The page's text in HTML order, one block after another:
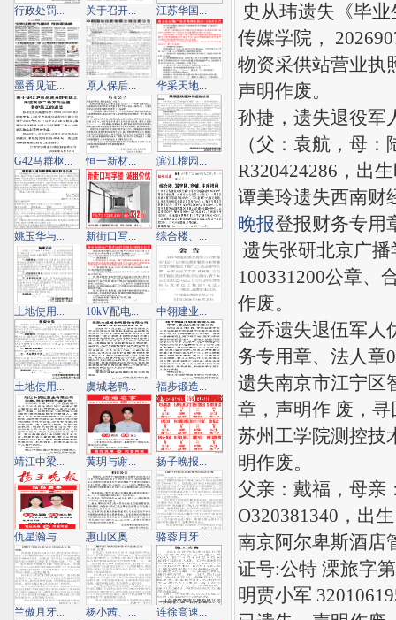
史从玮遗失《毕
传媒学院，
物资采供站营业执
声明作废。
孙捷，遗失退役军
（父：袁航，母
R320424286，出
谭美玲遗失西南财
晚报登报财务专用
遗失张研北京广
100331200公章、
作废。
金乔遗失退伍军人
务专用章、法人章
遗失南京市江宁区
章，声明作 废，
苏州工学院测控技
明作废。
父亲：戴福，母亲
O320381340，出
南京阿尔卑斯酒店
证号:公特 溧旅字
明贾小军
行政处罚... 关于召开... 江苏华国...
墨香见证... 原人保后... 华采天地...
G42马群枢... 恒一新材... 滨江榴园...
姚玉华与... 新街口写... 综合楼、...
土地使用... 10kV配电... 中翎建业...
土地使用... 虞城老鸭... 福步锻造...
靖江中梁... 黄玥与谢... 扬子晚报...
仇星瀚与... 惠山区奥... 骆蓉月牙...
兰傲月牙... 杨小茜、... 连徐高速...